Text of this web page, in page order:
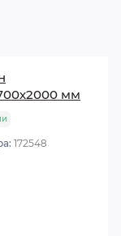
мм
172548